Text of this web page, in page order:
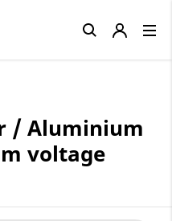
/ Aluminium
voltage
Close